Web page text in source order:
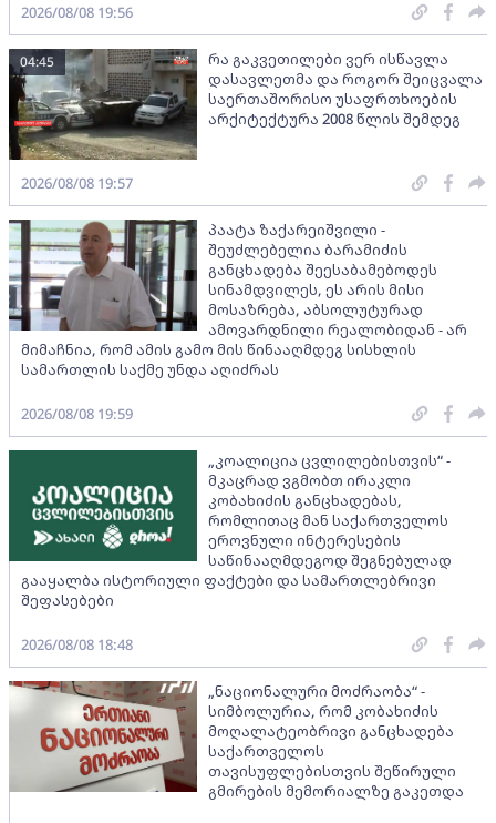
2026/08/08 19:56
რა გაკვეთილები ვერ ისწავლა
დასავლეთმა და როგორ შეიცვალა
საერთაშორისო უსაფრთხოების
არქიტექტურა 2008 წლის შემდეგ
04:45
2026/08/08 19:57
პაატა ზაქარეიშვილი -
შეუძლებელია ბარამიძის
განცხადება შეესაბამებოდეს
სინამდვილეს, ეს არის მისი
მოსაზრება, აბსოლუტურად
ამოვარდნილი რეალობიდან - არ
მიმაჩნია, რომ ამის გამო მის წინააღმდეგ სისხლის
სამართლის საქმე უნდა აღიძრას
2026/08/08 19:59
„კოალიცია ცვლილებისთვის“ -
მკაცრად ვგმობთ ირაკლი
კობახიძის განცხადებას,
რომლითაც მან საქართველოს
ეროვნული ინტერესების
საწინააღმდეგოდ შეგნებულად
გააყალბა ისტორიული ფაქტები და სამართლებრივი
შეფასებები
2026/08/08 18:48
„ნაციონალური მოძრაობა“ -
სიმბოლურია, რომ კობახიძის
მოღალატეობრივი განცხადება
საქართველოს
თავისუფლებისთვის შეწირული
გმირების მემორიალზე გაკეთდა